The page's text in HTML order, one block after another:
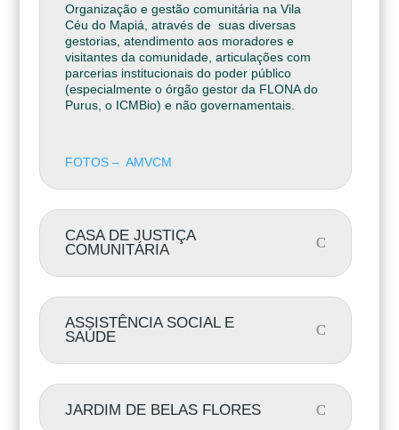
Organização e gestão comunitária na Vila
Céu do Mapiá, através de suas diversas
gestorias, atendimento aos moradores e
visitantes da comunidade, articulações com
parcerias institucionais do poder público
(especialmente o órgão gestor da FLONA do
Purus, o ICMBio) e não governamentais.
FOTOS – AMVCM
CASA DE JUSTIÇA
COMUNITÁRIA
ASSISTÊNCIA SOCIAL E
SAÚDE
JARDIM DE BELAS FLORES